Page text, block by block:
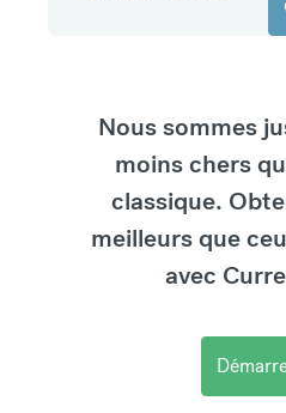
Nous sommes
moins chers
classique.
meilleurs que
avec